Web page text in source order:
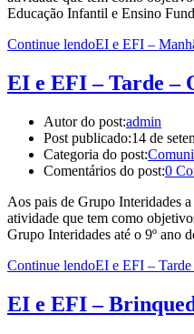
Educação Infantil e Ensino
Continue lendoEI e EFI –
EI e EFI – Tarde –
Autor do post:admin
Post publicado:14 de
Categoria do post:
Comentários do post:0
Aos pais de Grupo Interidades
atividade que tem como
Grupo Interidades até o 9º ano
Continue lendoEI e EFI –
EI e EFI –